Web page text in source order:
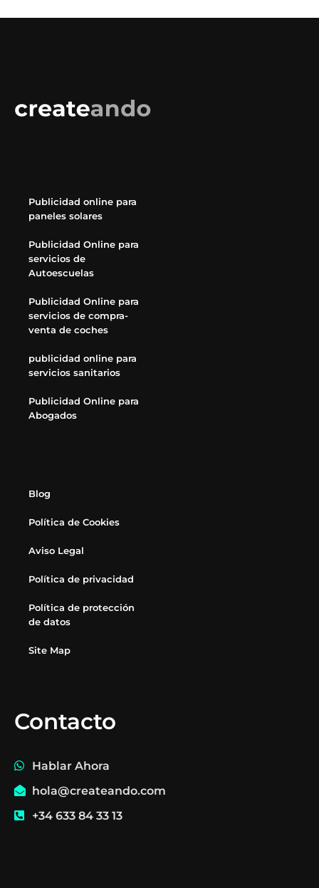
Publicidad online para
paneles solares
Publicidad Online para
servicios de
Autoescuelas
Publicidad Online para
servicios de compra-
venta de coches
publicidad online para
servicios sanitarios
Publicidad Online para
Abogados
Blog
Política de Cookies
Aviso Legal
Política de privacidad
Política de protección
de datos
Site Map
Contacto
Hablar Ahora
hola@createando.com
+34 633 84 33 13